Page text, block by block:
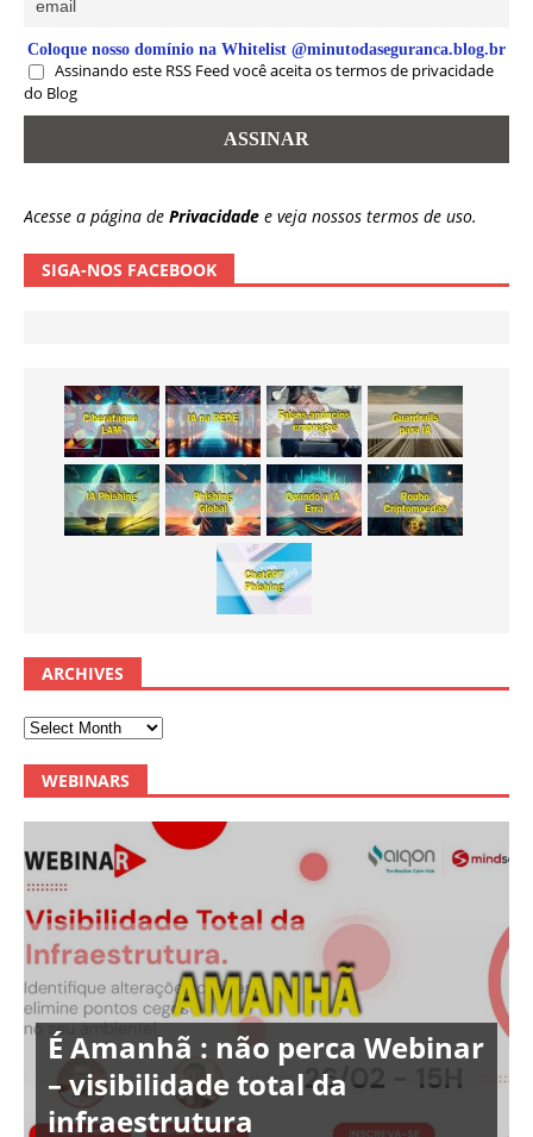
Coloque nosso domínio na Whitelist @minutodaseguranca.blog.br
Assinando este RSS Feed você aceita os termos de privacidade
do Blog
Acesse a página de Privacidade e veja nossos termos de uso.
SIGA-NOS FACEBOOK
ARCHIVES
WEBINARS
É Amanhã : não perca Webinar
– visibilidade total da
infraestrutura